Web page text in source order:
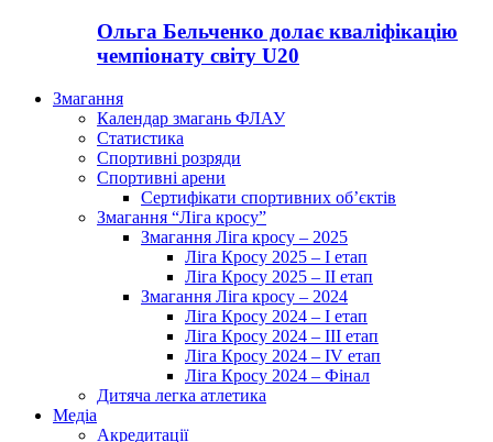
Ольга Бельченко долає кваліфікацію
чемпіонату світу U20
Змагання
Календар змагань ФЛАУ
Статистика
Спортивні розряди
Спортивні арени
Сертифікати спортивних об’єктів
Змагання “Ліга кросу”
Змагання Ліга кросу – 2025
Ліга Кросу 2025 – I етап
Ліга Кросу 2025 – II етап
Змагання Ліга кросу – 2024
Ліга Кросу 2024 – I етап
Ліга Кросу 2024 – III етап
Ліга Кросу 2024 – IV етап
Ліга Кросу 2024 – Фінал
Дитяча легка атлетика
Медіа
Акредитації